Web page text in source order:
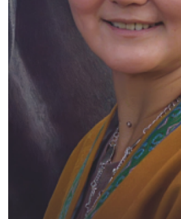
развития на 2026–2030 годы.